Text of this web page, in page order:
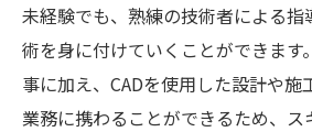
未経験でも、熟練の技術者による指
術を身に付けていくことができます
事に加え、CADを使用した設計や施
業務に携わることができるため、ス